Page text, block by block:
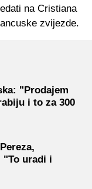
na Cristiana
zvijezde.
"Prodajem
i to za 300
"To uradi i